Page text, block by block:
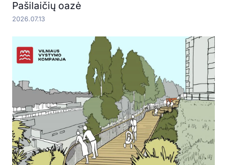
Pašilaičių oazė
2026.07.13